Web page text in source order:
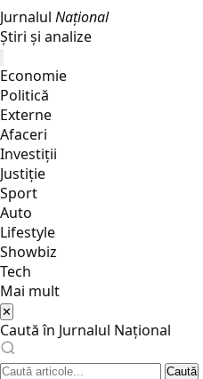
Jurnalul Național
Știri și analize
Economie
Politică
Externe
Afaceri
Investiții
Justiţie
Sport
Auto
Lifestyle
Showbiz
Tech
Mai mult
✕
Caută în Jurnalul Național
Caută